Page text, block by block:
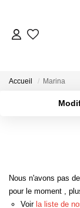
Accueil Marina
Plus de
Nous n'avons pas
pour le moment ,
Voir la liste de